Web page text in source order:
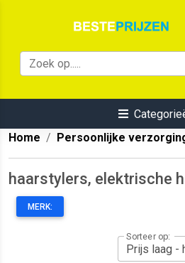
Home
Persoonlijke
haarstylers, elektrische
MERK:
Sorteer op: